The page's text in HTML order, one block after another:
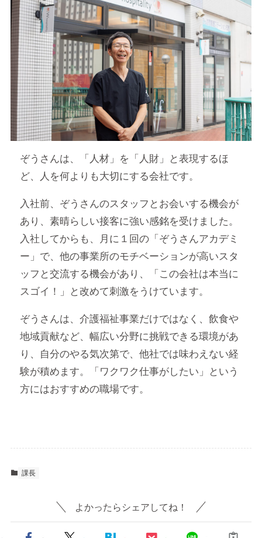
ぞうさんは、「人材」を「人財」と表現するほ
ど、人を何よりも大切にする会社です。
入社前、ぞうさんのスタッフとお会いする機会が
あり、素晴らしい接客に強い感銘を受けました。
入社してからも、月に１回の「ぞうさんアカデミ
ー」で、他の事業所のモチベーションが高いスタ
ッフと交流する機会があり、「この会社は本当に
スゴイ！」と改めて刺激をうけています。
ぞうさんは、介護福祉事業だけではなく、飲食や
地域貢献など、幅広い分野に挑戦できる環境があ
り、自分のやる気次第で、他社では味わえない経
験が積めます。「ワクワク仕事がしたい」という
方にはおすすめの職場です。
課長
よかったらシェアしてね！